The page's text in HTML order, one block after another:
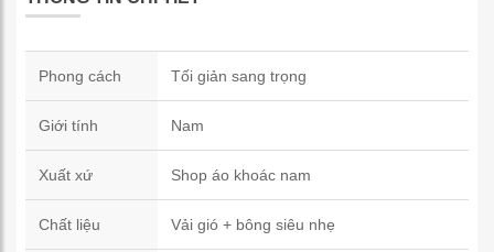
Phong cách Tối giản sang trọng
Giới tính Nam
Xuất xứ Shop áo khoác nam
Chất liệu Vải gió + bông siêu nhẹ